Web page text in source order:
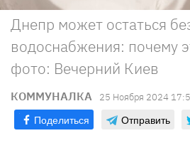
Днепр может остаться
водоснабжения: почему
фото: Вечерний Киев
КОММУНАЛКА 25 Ноября 2024
Поделиться Отправить